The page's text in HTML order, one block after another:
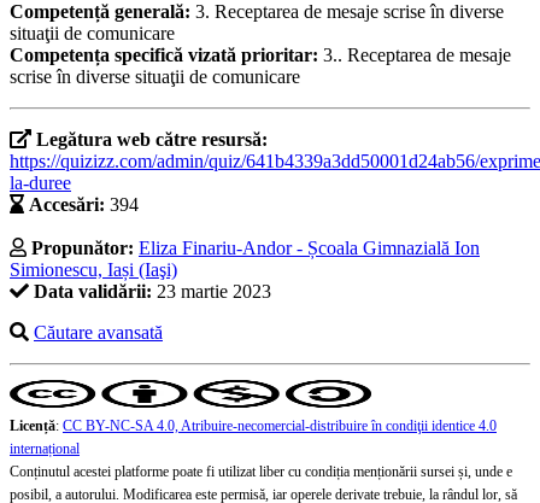
Competență generală: 3. Receptarea de mesaje scrise în diverse
situaţii de comunicare
Competența specifică vizată prioritar: 3.. Receptarea de mesaje
scrise în diverse situaţii de comunicare
Legătura web către resursă:
https://quizizz.com/admin/quiz/641b4339a3dd50001d24ab56/
la-duree
Accesări: 394
Propunător: Eliza Finariu-Andor - Școala Gimnazială Ion
Simionescu, Iași (Iaşi)
Data validării: 23 martie 2023
Căutare avansată
Licență: CC BY-NC-SA 4.0, Atribuire-necomercial-distribuire în condiţii identice 4.0
internațional
Conținutul acestei platforme poate fi utilizat liber cu condiția menționării sursei și, unde e
posibil, a autorului. Modificarea este permisă, iar operele derivate trebuie, la rândul lor, să